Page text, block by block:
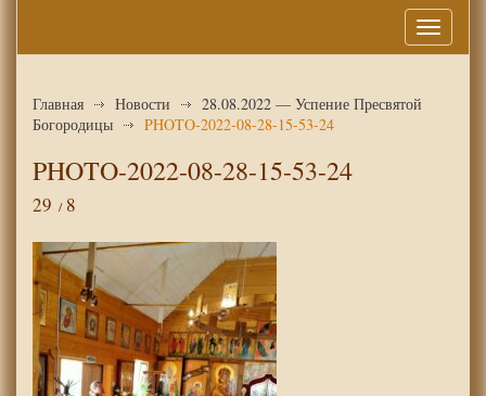
Меню
Главная Новости
28.08.2022 — Успение Пресвятой
Богородицы
PHOTO-2022-08-28-15-53-24
PHOTO-2022-08-28-15-53-24
29 8